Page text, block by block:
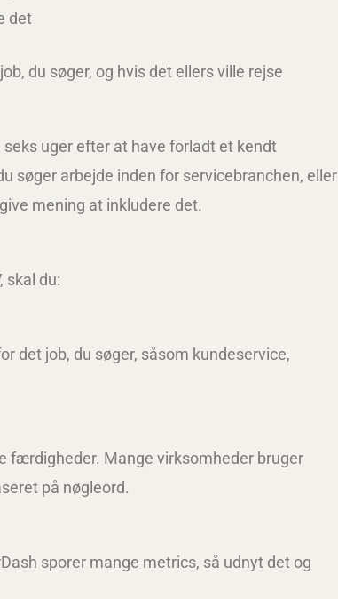
det
du søger, og hvis det ellers ville rejse
uger efter at have forladt et kendt
søger arbejde inden for servicebranchen, eller
mening at inkludere det.
skal du:
det job, du søger, såsom kundeservice,
færdigheder. Mange virksomheder bruger
på nøgleord.
sporer mange metrics, så udnyt det og